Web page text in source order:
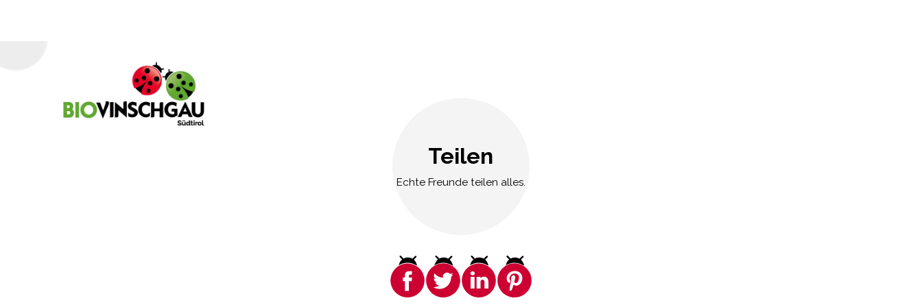
Teilen
Echte Freunde teilen alles.